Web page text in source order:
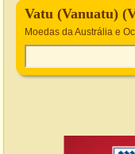
Vatu (Vanuatu)
Moedas da Austrália e